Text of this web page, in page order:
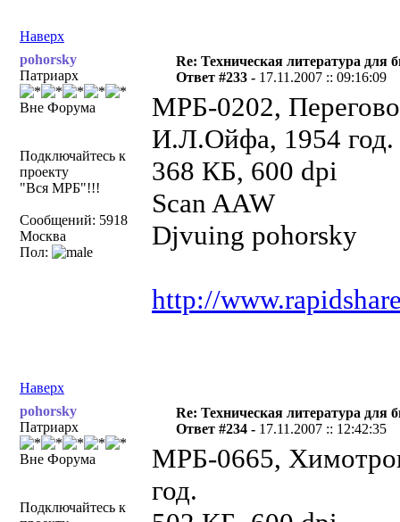
Наверх
pohorsky
Патриарх
Вне Форума
Подключайтесь к
проекту
"Вся МРБ"!!!
Сообщений: 5918
Москва
Пол:
Re: Техническая литература для
Ответ #233 - 17.11.2007 :: 09:16:09
МРБ-0202,
И.Л.Ойфа, 1954 год.
368 КБ, 600 dpi
Scan AAW
Djvuing pohorsky
http://
Наверх
pohorsky
Патриарх
Вне Форума
Подключайтесь к
Re: Техническая литература для
Ответ #234 - 17.11.2007 :: 12:42:35
МРБ-0665,
год.